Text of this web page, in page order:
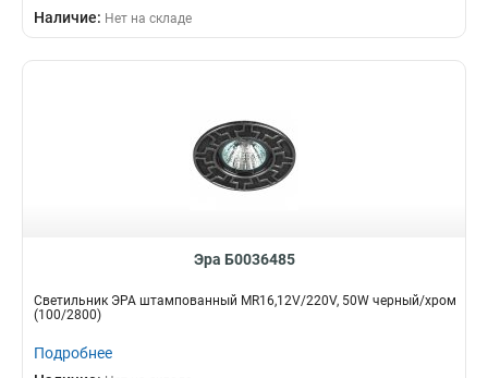
Наличие: Нет на складе
Эра Б0036485
Светильник ЭРА штампованный MR16,12V/220V, 50W черный/хром
(100/2800)
Подробнее